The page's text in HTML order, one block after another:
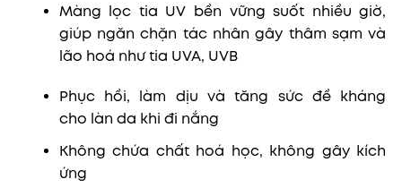
Màng lọc tia UV bền vững suốt nhiều giờ,
giúp ngăn chặn tác nhân gây thâm sạm và
lão hoá như tia UVA, UVB
Phục hồi, làm dịu và tăng sức đề kháng
cho làn da khi đi nắng
Không chứa chất hoá học, không gây kích
ứng